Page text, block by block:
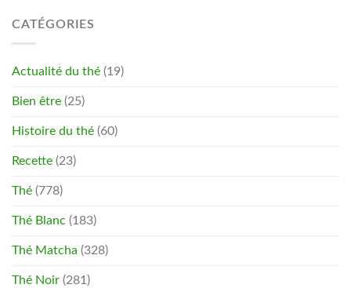
CATÉGORIES
Actualité du thé (19)
Bien être (25)
Histoire du thé (60)
Recette (23)
Thé (778)
Thé Blanc (183)
Thé Matcha (328)
Thé Noir (281)